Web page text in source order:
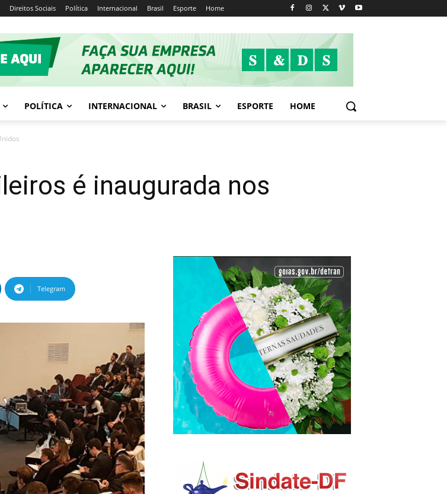
Direitos Sociais Política Internacional Brasil Esporte Home
POLÍTICA INTERNACIONAL BRASIL ESPORTE HOME
é inaugurada nos
Telegram